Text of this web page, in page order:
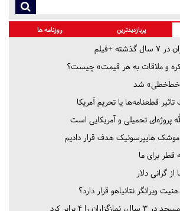
پربازدیدترین روزنامه ها
+فیلم
و ملاقات به هر قیمت» چیست؟
«خط‌خطی» شد
قطعنامه‌ها یا تحریم‌ آمریکا
پروژه‌ای تحمیلی و آمریکایی است
موشک هایپرسونیک هدف قرار دادیم
برای ما
گرانی دلار
ویرانگر نتانیاهو قرار دارد؟
را ۴ برابر کرد